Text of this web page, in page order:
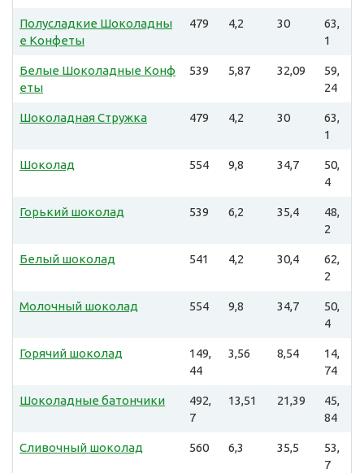
Полусладкие Шоколадны
е Конфеты
479 4,2 30
63,
1
Белые Шоколадные Конф
еты
539 5,87 32,09
59,
24
Шоколадная Стружка 479 4,2 30
63,
1
Шоколад 554 9,8 34,7
50,
4
Горький шоколад 539 6,2 35,4
48,
2
Белый шоколад 541 4,2 30,4
62,
2
Молочный шоколад 554 9,8 34,7
50,
4
Горячий шоколад
149,
44
3,56 8,54
14,
74
Шоколадные батончики
492,
7
13,51 21,39
45,
84
Сливочный шоколад 560 6,3 35,5
53,
7